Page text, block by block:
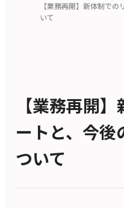
【業務再開】新体制で
いて
【業務再開
ートと、今後
ついて